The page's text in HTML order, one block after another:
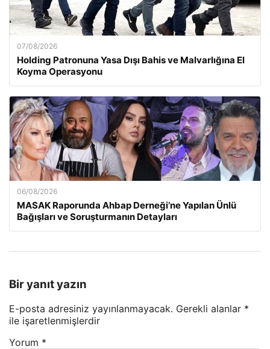
07/08/2026
Holding Patronuna Yasa Dışı Bahis ve Malvarlığına El
Koyma Operasyonu
06/08/2026
MASAK Raporunda Ahbap Derneği’ne Yapılan Ünlü
Bağışları ve Soruşturmanın Detayları
Bir yanıt yazın
E-posta adresiniz yayınlanmayacak. Gerekli alanlar *
ile işaretlenmişlerdir
Yorum *